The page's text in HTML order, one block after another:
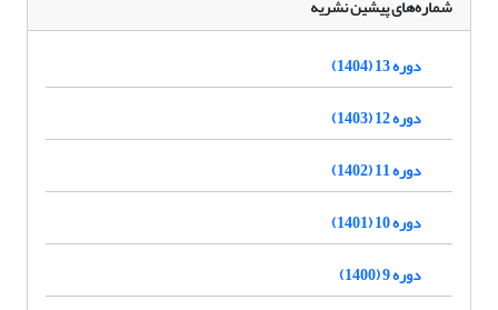
شماره‌های پیشین نشریه
دوره 13 (1404)
دوره 12 (1403)
دوره 11 (1402)
دوره 10 (1401)
دوره 9 (1400)